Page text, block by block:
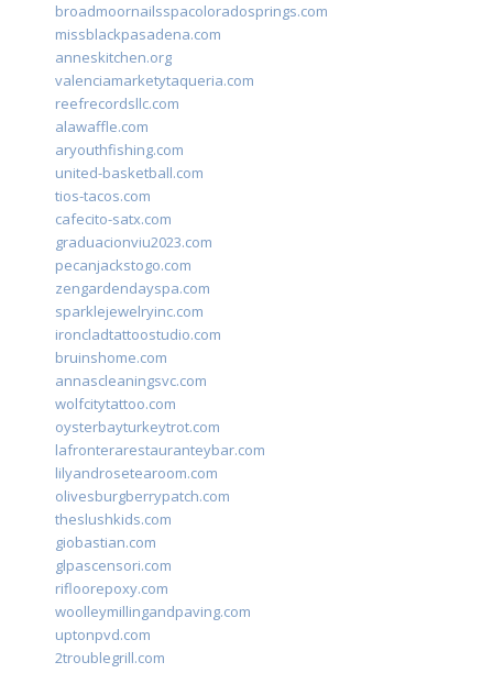
broadmoornailsspacoloradosprings.com
missblackpasadena.com
anneskitchen.org
valenciamarketytaqueria.com
reefrecordsllc.com
alawaffle.com
aryouthfishing.com
united-basketball.com
tios-tacos.com
cafecito-satx.com
graduacionviu2023.com
pecanjackstogo.com
zengardendayspa.com
sparklejewelryinc.com
ironcladtattoostudio.com
bruinshome.com
annascleaningsvc.com
wolfcitytattoo.com
oysterbayturkeytrot.com
lafronterarestauranteybar.com
lilyandrosetearoom.com
olivesburgberrypatch.com
theslushkids.com
giobastian.com
glpascensori.com
rifloorepoxy.com
woolleymillingandpaving.com
uptonpvd.com
2troublegrill.com